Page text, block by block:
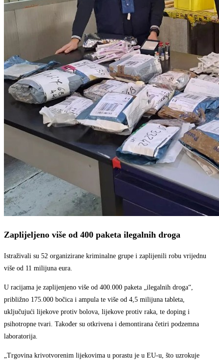
Zaplijeljeno više od 400 paketa ilegalnih droga
Istraživali su 52 organizirane kriminalne grupe i zaplijenili robu vrijednu
više od 11 milijuna eura.
U racijama je zaplijenjeno više od 400.000 paketa „ilegalnih droga“,
približno 175.000 bočica i ampula te više od 4,5 milijuna tableta,
uključujući lijekove protiv bolova, lijekove protiv raka, te doping i
psihotropne tvari. Također su otkrivena i demontirana četiri podzemna
laboratorija.
„Trgovina krivotvorenim lijekovima u porastu je u EU-u, što uzrokuje